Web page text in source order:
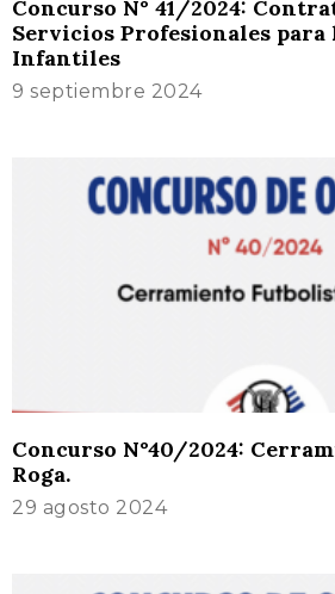
Concurso N° 41/2024:
Servicios Profesionales para
Infantiles
9 septiembre 2024
Concurso N°40/2024:
Roga.
29 agosto 2024